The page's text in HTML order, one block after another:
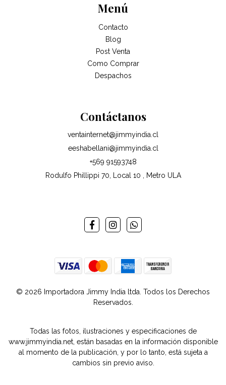
Menú
Contacto
Blog
Post Venta
Como Comprar
Despachos
Contáctanos
ventainternet@jimmyindia.cl
eeshabellani@jimmyindia.cl
+569 91593748
Rodulfo Phillippi 70, Local 10 , Metro ULA
© 2026 Importadora Jimmy India ltda. Todos los Derechos
Reservados.
Todas las fotos, ilustraciones y especificaciones de
www.jimmyindia.net, están basadas en la información disponible
al momento de la publicación, y por lo tanto, está sujeta a
cambios sin previo aviso.